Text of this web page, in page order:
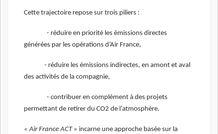
Cette trajectoire repose sur trois piliers :
- réduire en priorité les émissions directes
générées par les opérations d’Air France,
- réduire les émissions indirectes, en amont et aval
des activités de la compagnie,
- contribuer en complément à des projets
permettant de retirer du CO2 de l’atmosphère.
« Air France ACT » incarne une approche basée sur la